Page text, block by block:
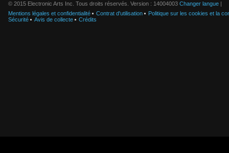
© 2015 Electronic Arts Inc. Tous droits réservés. Version : 14004003 Changer langue |
Mentions légales et confidentialité
Contrat d'utilisation
Politique sur les cookies et la
Sécurité
Avis de collecte Crédits